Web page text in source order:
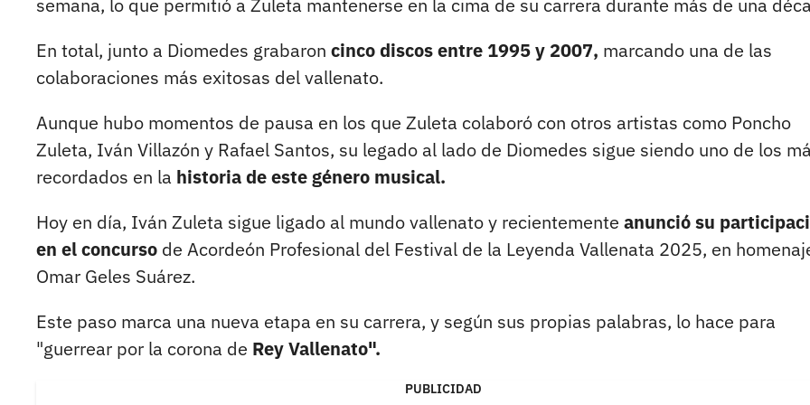
semana, lo que permitió a Zuleta mantenerse en la cima de su carrera durante más de una
En total, junto a Diomedes grabaron cinco discos entre 1995 y 2007, marcando una de las
colaboraciones más exitosas del vallenato.
Aunque hubo momentos de pausa en los que Zuleta colaboró con otros artistas como Poncho
Zuleta, Iván Villazón y Rafael Santos, su legado al lado de Diomedes sigue siendo uno de los
recordados en la historia de este género musical.
Hoy en día, Iván Zuleta sigue ligado al mundo vallenato y recientemente anunció su
en el concurso de Acordeón Profesional del Festival de la Leyenda Vallenata 2025, en
Omar Geles Suárez.
Este paso marca una nueva etapa en su carrera, y según sus propias palabras, lo hace para
"guerrear por la corona de Rey Vallenato".
PUBLICIDAD